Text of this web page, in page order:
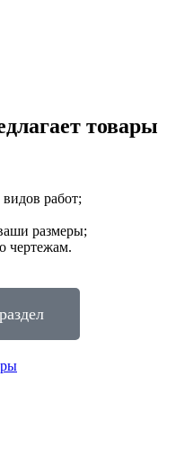
товары
работ;
размеры;
чертежам.